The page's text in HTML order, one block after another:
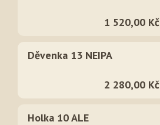
1 520,00 Kč
Děvenka 13 NEIPA
2 280,00 Kč
Holka 10 ALE